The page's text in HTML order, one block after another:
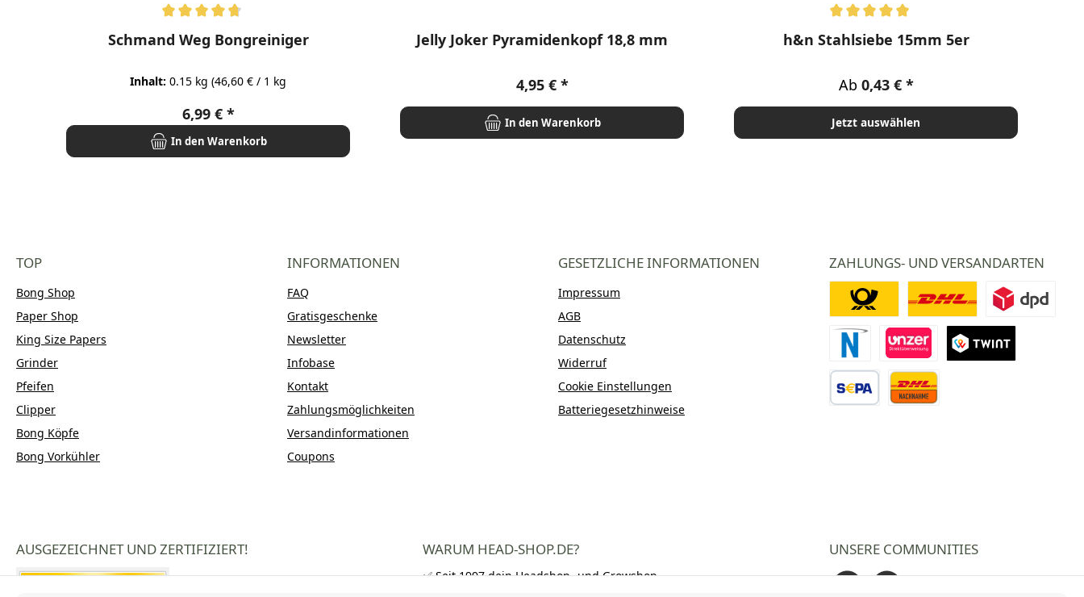
Durchschnittliche Bewertung von 4.77 von 5 Sternen
Schmand Weg Bongreiniger
Inhalt: 0.15 kg (46,60 € / 1 kg
Regulärer Preis:
6,99 €
In den Warenkorb
Jelly Joker Pyramidenkopf 18,8 mm
Regulärer Preis:
4,95 €
In den Warenkorb
Durchschnittliche Bewertung von 5 von 5 Sternen
h&n Stahlsiebe 15mm 5er
Regulärer Preis:
Ab 0,43 €
Jetzt auswählen
TOP
Bong Shop
Paper Shop
King Size Papers
Grinder
Pfeifen
Clipper
Bong Köpfe
Bong Vorkühler
INFORMATIONEN
FAQ
Gratisgeschenke
Newsletter
Infobase
Kontakt
Zahlungsmöglichkeiten
Versandinformationen
Coupons
GESETZLICHE INFORMATIONEN
Impressum
AGB
Datenschutz
Widerruf
Cookie Einstellungen
Batteriegesetzhinweise
ZAHLUNGS- UND VERSANDARTEN
Novalnet ZahlungDirektüberweisung
Deutsche PostDHL DPD
AUSGEZEICHNET UND ZERTIFIZIERT! WARUM HEAD-SHOP.DE?
✅ Seit 1997 dein Headshop- und Growshop-
UNSERE COMMUNITIES